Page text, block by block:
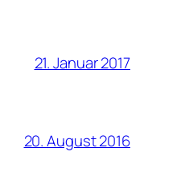
21. Januar 2017
20. August 2016